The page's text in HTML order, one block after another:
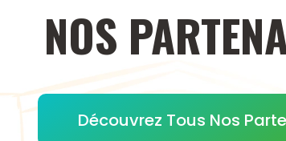
NOS
Découvrez Tous Nos